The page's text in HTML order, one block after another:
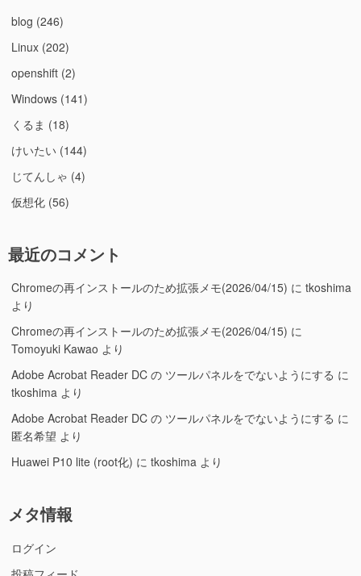
blog (246)
Linux (202)
openshift (2)
Windows (141)
くるま (18)
けいたい (144)
じてんしゃ (4)
仮想化 (56)
最近のコメント
Chromeの再インストールのため拡張メモ(2026/04/15) に tkoshima
より
Chromeの再インストールのため拡張メモ(2026/04/15) に
Tomoyuki Kawao より
Adobe Acrobat Reader DC の ツールパネルをでないようにする に
tkoshima より
Adobe Acrobat Reader DC の ツールパネルをでないようにする に
匿名希望 より
Huawei P10 lite (root化) に tkoshima より
メタ情報
ログイン